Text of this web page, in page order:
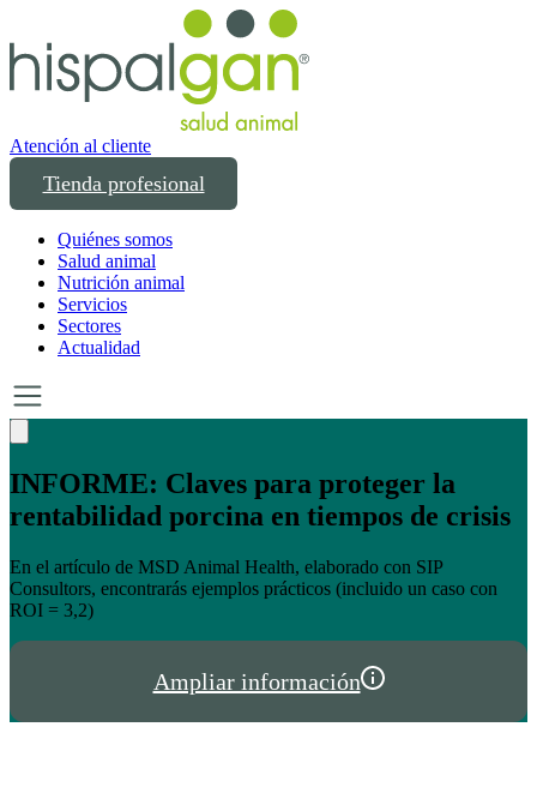
Atención al cliente
Tienda profesional
Quiénes somos
Salud animal
Nutrición animal
Servicios
Sectores
Actualidad
Un año transformando las compras
profesionales en salud y bienestar animal:
Un año creciendo junto a los profesionales del sector animal en
España y Portugal
Ampliar información